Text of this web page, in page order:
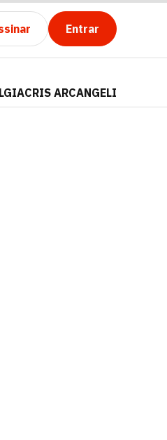
Entrar
CRIS ARCANGELI